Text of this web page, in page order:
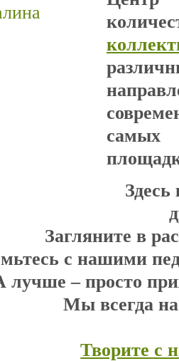
самых
Загляните в
с нашими
лучше – просто
Мы всегда
Творите с